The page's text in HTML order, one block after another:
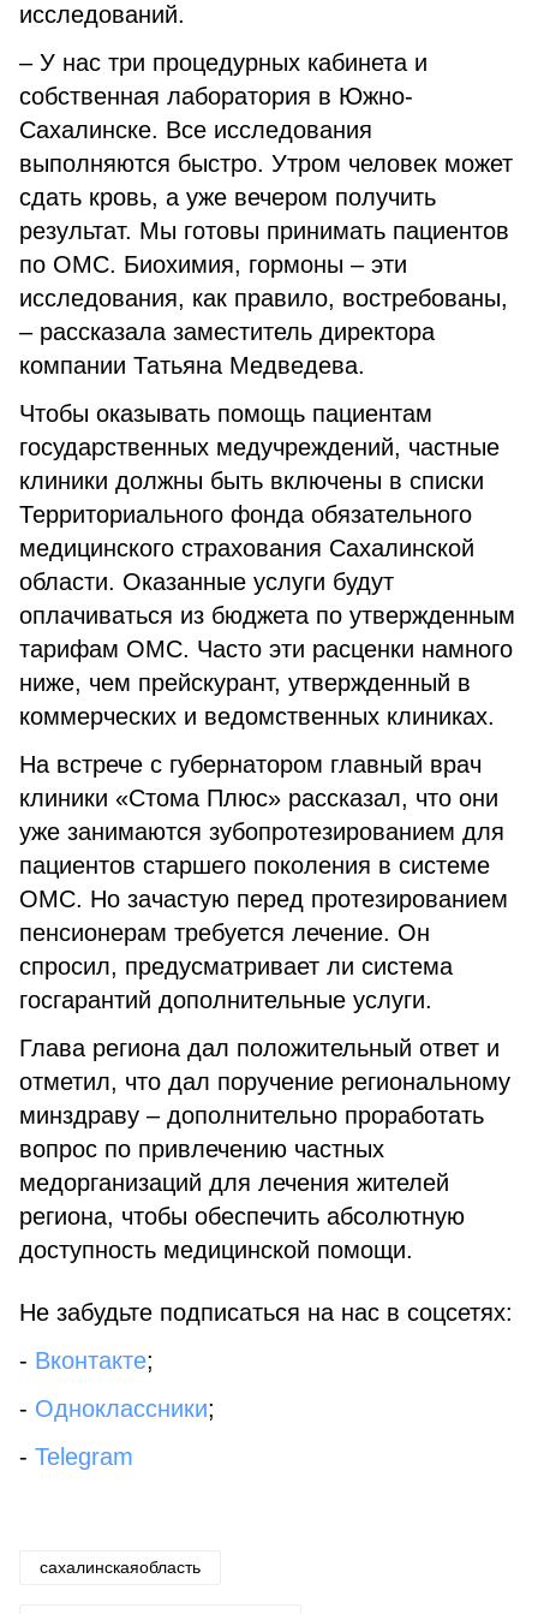
исследований.
– У нас три процедурных кабинета и
собственная лаборатория в Южно-
Сахалинске. Все исследования
выполняются быстро. Утром человек может
сдать кровь, а уже вечером получить
результат. Мы готовы принимать пациентов
по ОМС. Биохимия, гормоны – эти
исследования, как правило, востребованы,
– рассказала заместитель директора
компании Татьяна Медведева.
Чтобы оказывать помощь пациентам
государственных медучреждений, частные
клиники должны быть включены в списки
Территориального фонда обязательного
медицинского страхования Сахалинской
области. Оказанные услуги будут
оплачиваться из бюджета по утвержденным
тарифам ОМС. Часто эти расценки намного
ниже, чем прейскурант, утвержденный в
коммерческих и ведомственных клиниках.
На встрече с губернатором главный врач
клиники «Стома Плюс» рассказал, что они
уже занимаются зубопротезированием для
пациентов старшего поколения в системе
ОМС. Но зачастую перед протезированием
пенсионерам требуется лечение. Он
спросил, предусматривает ли система
госгарантий дополнительные услуги.
Глава региона дал положительный ответ и
отметил, что дал поручение региональному
минздраву – дополнительно проработать
вопрос по привлечению частных
медорганизаций для лечения жителей
региона, чтобы обеспечить абсолютную
доступность медицинской помощи.
Не забудьте подписаться на нас в соцсетях:
- Вконтакте;
- Одноклассники;
- Telegram
сахалинскаяобласть